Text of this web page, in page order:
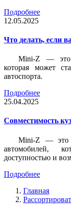
Подробнее
12.05.2025
Что делать, если
Mini-Z — это
которая может
автоспорта.
Подробнее
25.04.2025
Совместимость
Mini-Z — это
автомобилей,
доступностью и
Подробнее
Главная